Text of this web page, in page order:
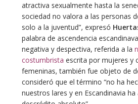
atractiva sexualmente hasta la
sociedad no valora a las personas
solo a la juventud”, expresó
palabra de ascendencia
negativa y despectiva, referida a la
costumbrista escrita por mujeres y
femeninas, también fue objeto de
consideró que el término “no ha
nuestros lares y en Escandinavia ha